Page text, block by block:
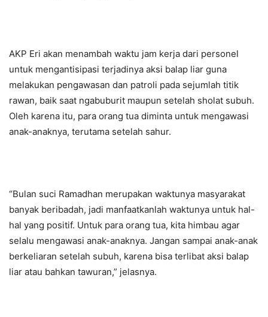
AKP Eri akan menambah waktu jam kerja dari personel
untuk mengantisipasi terjadinya aksi balap liar guna
melakukan pengawasan dan patroli pada sejumlah titik
rawan, baik saat ngabuburit maupun setelah sholat subuh.
Oleh karena itu, para orang tua diminta untuk mengawasi
anak-anaknya, terutama setelah sahur.
“Bulan suci Ramadhan merupakan waktunya masyarakat
banyak beribadah, jadi manfaatkanlah waktunya untuk hal-
hal yang positif. Untuk para orang tua, kita himbau agar
selalu mengawasi anak-anaknya. Jangan sampai anak-anak
berkeliaran setelah subuh, karena bisa terlibat aksi balap
liar atau bahkan tawuran,” jelasnya.